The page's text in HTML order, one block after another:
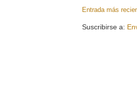
Entrada más
Suscribirse a: